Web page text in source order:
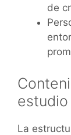
de
estudio
La